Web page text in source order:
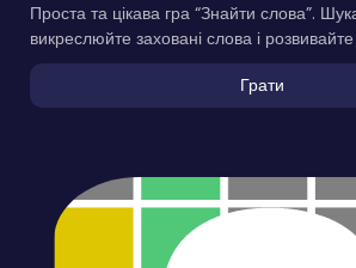
Проста та цікава гра “Знайти слова”.
викреслюйте заховані слова і розвивайте
Грати